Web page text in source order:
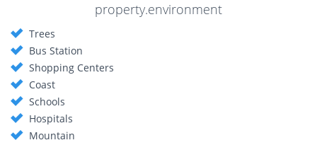
property.environment
Trees
Bus Station
Shopping Centers
Coast
Schools
Hospitals
Mountain